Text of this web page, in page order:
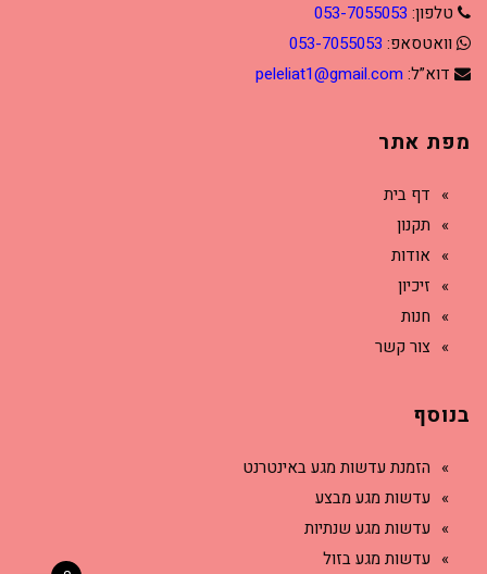
טלפון: 053-7055053
וואטסאפ: 053-7055053
דוא”ל: peleliat1@gmail.com
מפת אתר
דף בית
תקנון
אודות
זיכיון
חנות
צור קשר
בנוסף
הזמנת עדשות מגע באינטרנט
עדשות מגע מבצע
עדשות מגע שנתיות
עדשות מגע בזול